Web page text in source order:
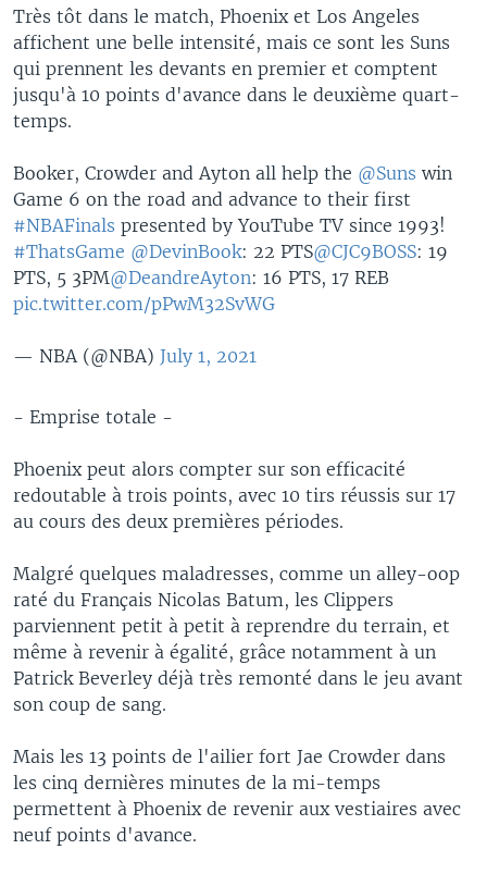
Très tôt dans le match, Phoenix et Los Angeles
affichent une belle intensité, mais ce sont les Suns
qui prennent les devants en premier et comptent
jusqu'à 10 points d'avance dans le deuxième quart-
temps.
Booker, Crowder and Ayton all help the @Suns win
Game 6 on the road and advance to their first
#NBAFinals presented by YouTube TV since 1993!
#ThatsGame @DevinBook: 22 PTS@CJC9BOSS: 19
PTS, 5 3PM@DeandreAyton: 16 PTS, 17 REB
pic.twitter.com/pPwM32SvWG
— NBA (@NBA) July 1, 2021
- Emprise totale -
Phoenix peut alors compter sur son efficacité
redoutable à trois points, avec 10 tirs réussis sur 17
au cours des deux premières périodes.
Malgré quelques maladresses, comme un alley-oop
raté du Français Nicolas Batum, les Clippers
parviennent petit à petit à reprendre du terrain, et
même à revenir à égalité, grâce notamment à un
Patrick Beverley déjà très remonté dans le jeu avant
son coup de sang.
Mais les 13 points de l'ailier fort Jae Crowder dans
les cinq dernières minutes de la mi-temps
permettent à Phoenix de revenir aux vestiaires avec
neuf points d'avance.